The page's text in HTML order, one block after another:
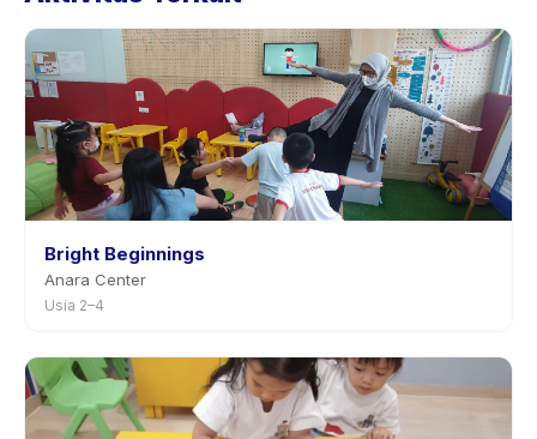
sebelumnya.
Bright Beginnings
Anara Center
Usia 2–4